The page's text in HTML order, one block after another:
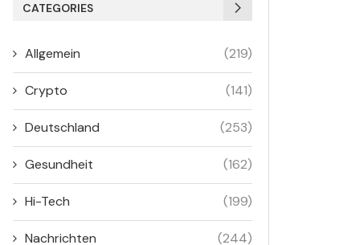
CATEGORIES
Allgemein (219)
Crypto (141)
Deutschland (253)
Gesundheit (162)
Hi-Tech (199)
Nachrichten (244)